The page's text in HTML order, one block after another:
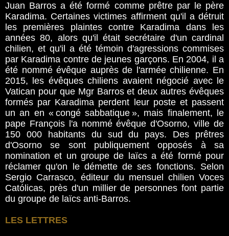
Juan Barros a été formé comme prêtre par le père
Karadima. Certaines victimes affirment qu'il a détruit
les premières plaintes contre Karadima dans les
années 80, alors qu'il était secrétaire d'un cardinal
chilien, et qu'il a été témoin d'agressions commises
par Karadima contre de jeunes garçons. En 2004, il a
été nommé évêque auprès de l'armée chilienne. En
2015, les évêques chiliens avaient négocié avec le
Vatican pour que Mgr Barros et deux autres évêques
formés par Karadima perdent leur poste et passent
un an en « congé sabbatique », mais finalement, le
pape François l'a nommé évêque d'Osorno, ville de
150 000 habitants du sud du pays. Des prêtres
d'Osorno se sont publiquement opposés à sa
nomination et un groupe de laïcs a été formé pour
réclamer qu'on le démette de ses fonctions. Selon
Sergio Carrasco, éditeur du mensuel chilien Voces
Católicas, près d'un millier de personnes font partie
du groupe de laïcs anti-Barros.
LES LETTRES